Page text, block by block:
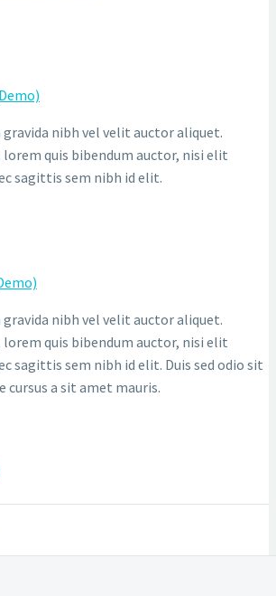
nibh vel velit auctor aliquet.
quis bibendum auctor, nisi elit
sagittis sem nibh id elit.
nibh vel velit auctor aliquet.
quis bibendum auctor, nisi elit
sagittis sem nibh id elit. Duis sed odio sit
a sit amet mauris.